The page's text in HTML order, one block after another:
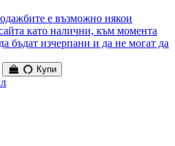
е възможно някои
като налични, към момента
бъдат изчерпани и да не могат да
Купи